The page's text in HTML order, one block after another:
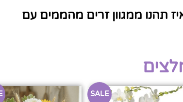
תהנו ממגוון זרים מהממים עם
SALE